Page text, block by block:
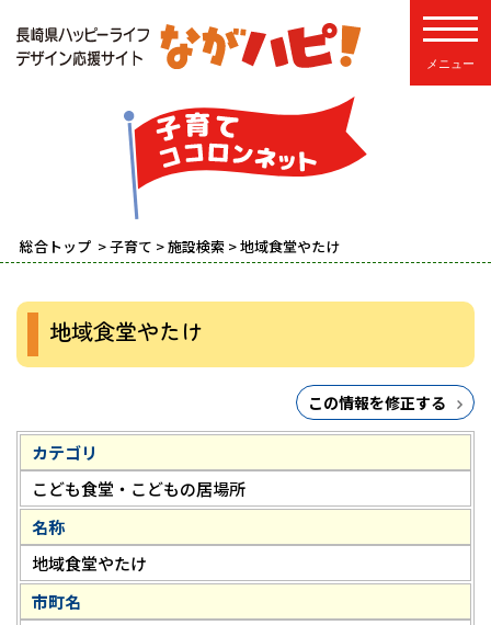
総合トップ >子育て >施設検索 > 地域食堂やたけ
地域食堂やたけ
この情報を修正する
カテゴリ
こども食堂・こどもの居場所
名称
地域食堂やたけ
市町名